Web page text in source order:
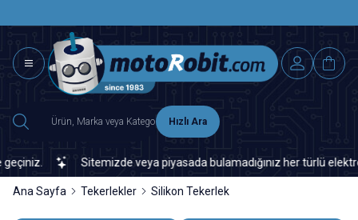
Hızlı Ara
Sitemizde veya piyasada bulamadığınız her türlü
Ana Sayfa Tekerlekler Silikon Tekerlek